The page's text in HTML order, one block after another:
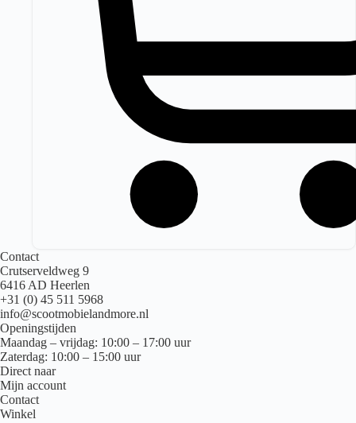
Contact
Crutserveldweg 9
6416 AD Heerlen
+31 (0) 45 511 5968
info@scootmobielandmore.nl
Openingstijden
Maandag – vrijdag: 10:00 – 17:00 uur
Zaterdag: 10:00 – 15:00 uur
Direct naar
Mijn account
Contact
Winkel